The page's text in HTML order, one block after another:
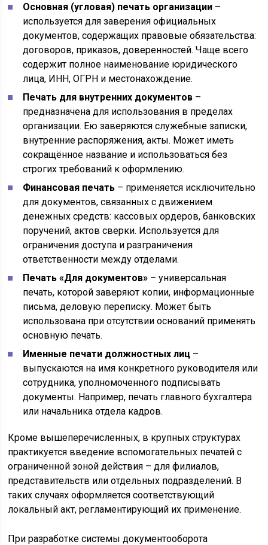
Основная (угловая) печать организации –
используется для заверения официальных
документов, содержащих правовые обязательства:
договоров, приказов, доверенностей. Чаще всего
содержит полное наименование юридического
лица, ИНН, ОГРН и местонахождение.
Печать для внутренних документов –
предназначена для использования в пределах
организации. Ею заверяются служебные записки,
внутренние распоряжения, акты. Может иметь
сокращённое название и использоваться без
строгих требований к оформлению.
Финансовая печать – применяется исключительно
для документов, связанных с движением
денежных средств: кассовых ордеров, банковских
поручений, актов сверки. Используется для
ограничения доступа и разграничения
ответственности между отделами.
Печать «Для документов» – универсальная
печать, которой заверяют копии, информационные
письма, деловую переписку. Может быть
использована при отсутствии оснований применять
основную печать.
Именные печати должностных лиц –
выпускаются на имя конкретного руководителя или
сотрудника, уполномоченного подписывать
документы. Например, печать главного бухгалтера
или начальника отдела кадров.
Кроме вышеперечисленных, в крупных структурах
практикуется введение вспомогательных печатей с
ограниченной зоной действия – для филиалов,
представительств или отдельных подразделений. В
таких случаях оформляется соответствующий
локальный акт, регламентирующий их применение.
При разработке системы документооборота